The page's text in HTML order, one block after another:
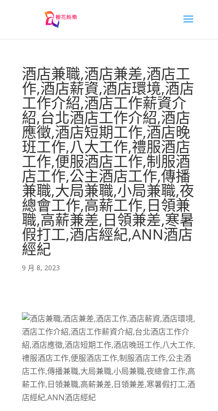
酒店兼職,酒店兼差,酒店工
作,酒店薪資,酒店環境,酒店
工作介紹,酒店工作薪資介
紹,台北酒店工作介紹,酒店
應徵,酒店短期工作,酒店晚
班工作,八大工作,禮服酒店
工作,便服酒店工作,制服酒
店工作,公主酒店工作,傳播
兼職,大局兼職,小局兼職,夜
總會工作,高薪工作,日領兼
職,高薪兼差,日領兼差,寒暑
假打工,酒店經紀,ANN酒店
經紀
9 月 8, 2023